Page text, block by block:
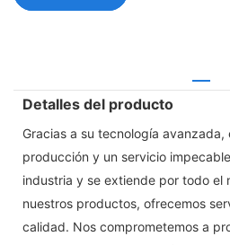
Detalles del producto
Gracias a su tecnología
producción y un servicio
industria y se extiende por todo el
nuestros productos, ofrecemos
calidad. Nos comprometemos a